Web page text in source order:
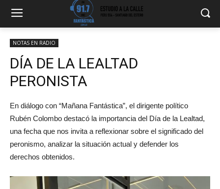
NOTAS EN RADIO
DÍA DE LA LEALTAD
PERONISTA
En diálogo con “Mañana Fantástica”, el dirigente político
Rubén Colombo destacó la importancia del Día de la Lealtad,
una fecha que nos invita a reflexionar sobre el significado del
peronismo, analizar la situación actual y defender los
derechos obtenidos.